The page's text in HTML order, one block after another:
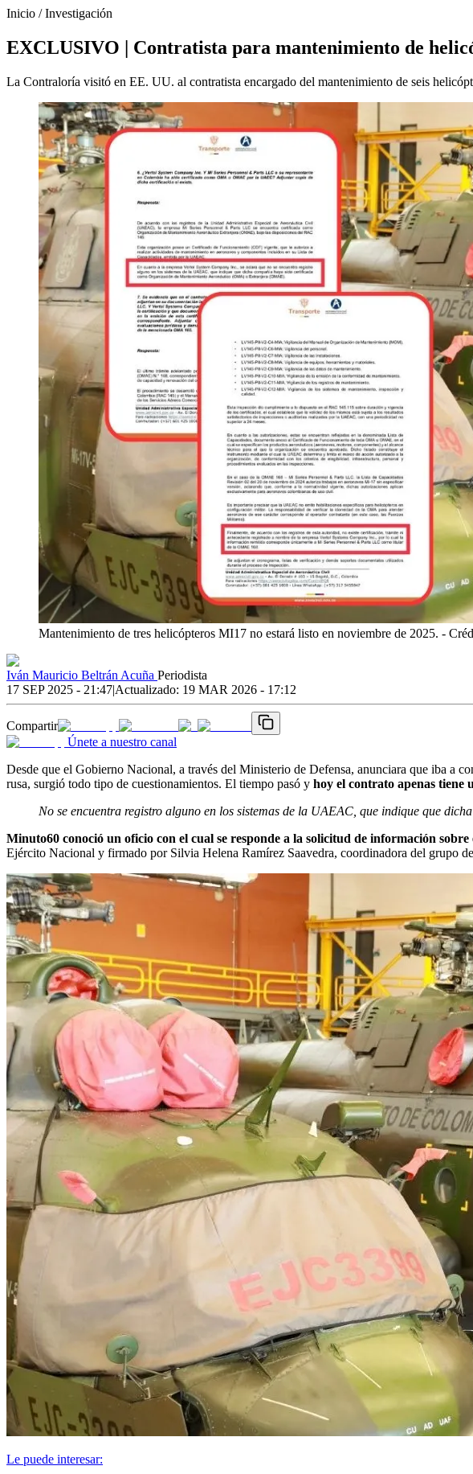
Inicio /Investigación
EXCLUSIVO | Contratista para mantenimiento de
La Contraloría visitó en EE. UU. al contratista encargado del mantenimiento de seis
Mantenimiento de tres helicópteros MI17 no estará listo en noviembre de 2025. -
Iván Mauricio Beltrán Acuña Periodista
17 SEP 2025 - 21:47|Actualizado: 19 MAR 2026 - 17:12
Compartir
Únete a nuestro canal
Desde que el Gobierno Nacional, a través del Ministerio de Defensa, anunciara que iba a
rusa, surgió todo tipo de cuestionamientos. El tiempo pasó y hoy el contrato apenas tiene
No se encuentra registro alguno en los sistemas de la UAEAC, que indique que
Minuto60 conoció un oficio con el cual se responde a la solicitud de información
Ejército Nacional y firmado por Silvia Helena Ramírez Saavedra, coordinadora del grupo
Le puede interesar: